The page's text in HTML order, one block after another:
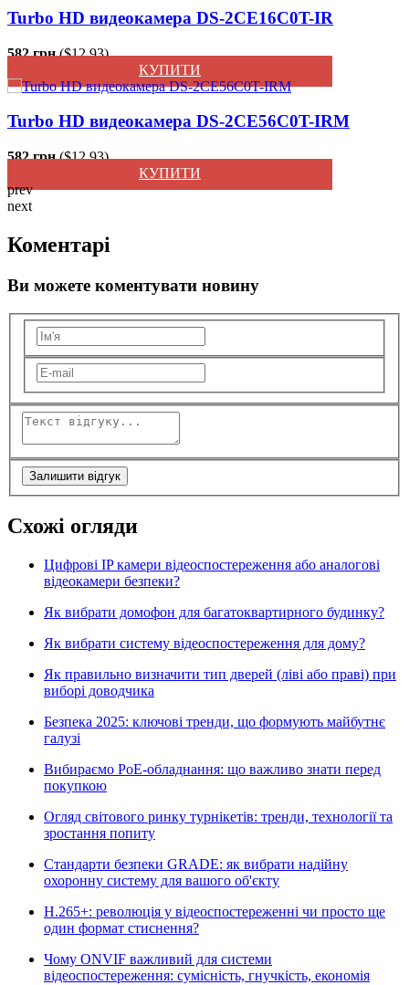
Turbo HD видеокамера DS-2CE16C0T-IR
582 грн.($12.93)
КУПИТИ
Turbo HD видеокамера DS-2CE56C0T-IRM
582 грн.($12.93)
КУПИТИ
prev
next
Коментарі
Ви можете коментувати новину
Залишити відгук
Схожі огляди
Цифрові IP камери відеоспостереження або аналогові
відеокамери безпеки?
Як вибрати домофон для багатоквартирного будинку?
Як вибрати систему відеоспостереження для дому?
Як правильно визначити тип дверей (ліві або праві) при
виборі доводчика
Безпека 2025: ключові тренди, що формують майбутнє
галузі
Вибираємо PoE-обладнання: що важливо знати перед
покупкою
Огляд світового ринку турнікетів: тренди, технології та
зростання попиту
Стандарти безпеки GRADE: як вибрати надійну
охоронну систему для вашого об'єкту
H.265+: революція у відеоспостереженні чи просто ще
один формат стиснення?
Чому ONVIF важливий для системи
відеоспостереження: сумісність, гнучкість, економія